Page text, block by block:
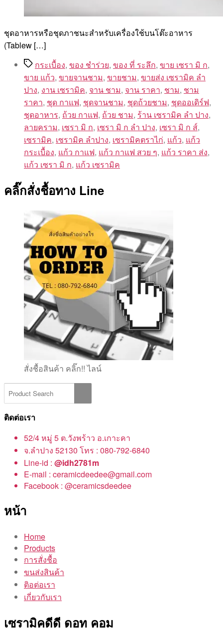
ชุดอาหารหรือชุดภาชนะสำหรับเครื่องใช้บนโต๊ะอาหาร
(Tablew […]
Tagsกระเบื้อง, ของ ชำร่วย, ของ ที่ ระลึก, ขาย เซรา มิ ก,
ขาย แก้ว, ขายจานชาม, ขายชาม, ขายส่ง เซรามิค ลํา
ปาง, งาน เซรามิค, จาน ชาม, จาน ราคา, ชาม, ชาม
ราคา, ชุด กาแฟ, ชุดจานชาม, ชุดถ้วยชาม, ชุดออเดิร์ฟ,
ชุดอาหาร, ถ้วย กาแฟ, ถ้วย ชาม, ร้าน เซรามิค ลํา ปาง,
ลายคราม, เซรา มิ ก, เซรา มิ ก ลํา ปาง, เซรา มิ ก ส์,
เซรามิค, เซรามิค ลำปาง, เซรามิคตราไก่, แก้ว, แก้ว
กระเบื้อง, แก้ว กาแฟ, แก้ว กาแฟ สวย ๆ, แก้ว ราคา ส่ง,
แก้ว เซรา มิ ก, แก้ว เซรามิค
คลิ๊กสั่งชื้อทาง Line
สั่งชื้อสินค้า คลิ๊ก!! ไลน์
ติดต่อเรา
52/4 หมู่ 5 ต.วังพร้าว อ.เกาะคา
จ.ลำปาง 52130 โทร : 080-792-6840
Line-id : @idh2781m
E-mail : ceramicdeedee@gmail.com
Facebook : @ceramicsdeedee
หน้า
Home
Products
การสั่งชื้อ
ขนส่งสินค้า
ติอต่อเรา
เกี่ยวกับเรา
เซรามิคดีดี ดอท คอม